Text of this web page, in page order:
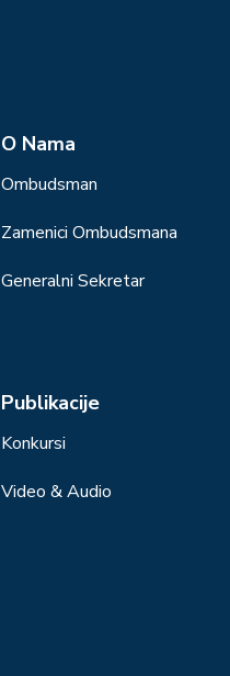
О Nama
Ombudsman
Zamenici Ombudsmana
Generalni Sekretar
Publikacije
Konkursi
Video & Audio